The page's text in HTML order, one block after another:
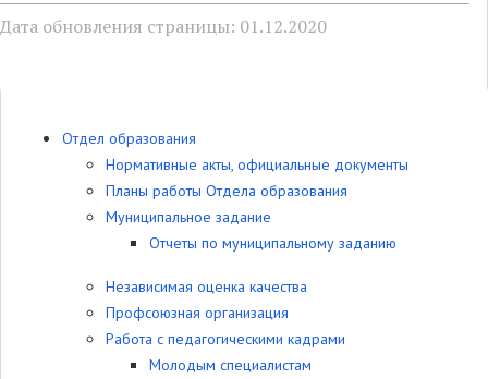
Дата обновления страницы: 01.12.2020
Отдел образования
Нормативные акты, официальные документы
Планы работы Отдела образования
Муниципальное задание
Отчеты по муниципальному заданию
Независимая оценка качества
Профсоюзная организация
Работа с педагогическими кадрами
Молодым специалистам